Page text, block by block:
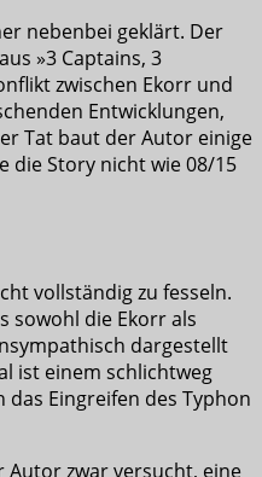
nebenbei geklärt. Der
»3 Captains, 3
zwischen Ekorr und
Entwicklungen,
Tat baut der Autor einige
die Story nicht wie 08/15
vollständig zu fesseln.
sowohl die Ekorr als
dargestellt
ist einem schlichtweg
das Eingreifen des Typhon
Autor zwar versucht, eine